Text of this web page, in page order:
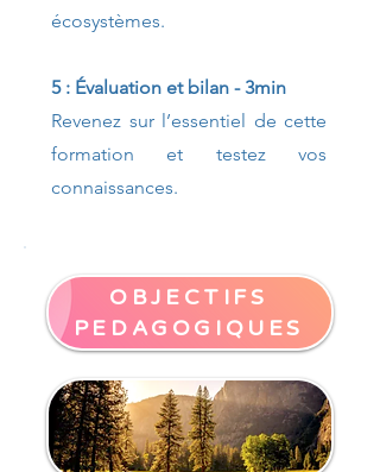
écosystèmes.
5 : Évaluation et bilan - 3min
Revenez sur l’essentiel de cette
formation et testez vos
connaissances.
OBJECTIFS
PEDAGOGIQUES